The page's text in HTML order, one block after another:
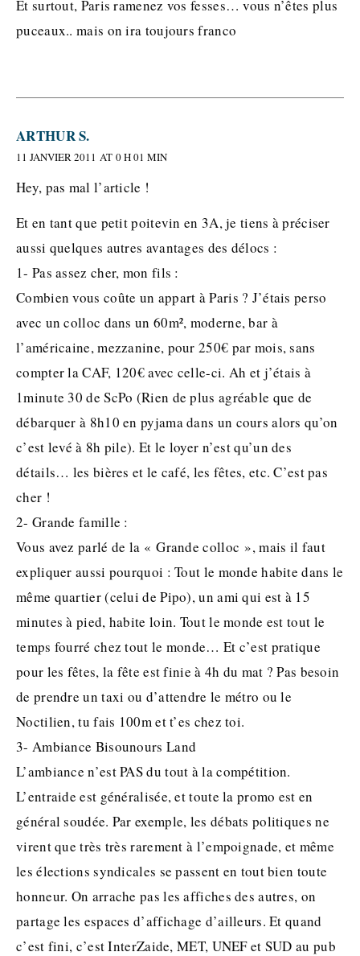
Et surtout, Paris ramenez vos fesses… vous n’êtes plus
puceaux.. mais on ira toujours franco
ARTHUR S.
11 JANVIER 2011 AT 0 H 01 MIN
Hey, pas mal l’article !
Et en tant que petit poitevin en 3A, je tiens à préciser
aussi quelques autres avantages des délocs :
1- Pas assez cher, mon fils :
Combien vous coûte un appart à Paris ? J’étais perso
avec un colloc dans un 60m², moderne, bar à
l’américaine, mezzanine, pour 250€ par mois, sans
compter la CAF, 120€ avec celle-ci. Ah et j’étais à
1minute 30 de ScPo (Rien de plus agréable que de
débarquer à 8h10 en pyjama dans un cours alors qu’on
c’est levé à 8h pile). Et le loyer n’est qu’un des
détails… les bières et le café, les fêtes, etc. C’est pas
cher !
2- Grande famille :
Vous avez parlé de la « Grande colloc », mais il faut
expliquer aussi pourquoi : Tout le monde habite dans le
même quartier (celui de Pipo), un ami qui est à 15
minutes à pied, habite loin. Tout le monde est tout le
temps fourré chez tout le monde… Et c’est pratique
pour les fêtes, la fête est finie à 4h du mat ? Pas besoin
de prendre un taxi ou d’attendre le métro ou le
Noctilien, tu fais 100m et t’es chez toi.
3- Ambiance Bisounours Land
L’ambiance n’est PAS du tout à la compétition.
L’entraide est généralisée, et toute la promo est en
général soudée. Par exemple, les débats politiques ne
virent que très très rarement à l’empoignade, et même
les élections syndicales se passent en tout bien toute
honneur. On arrache pas les affiches des autres, on
partage les espaces d’affichage d’ailleurs. Et quand
c’est fini, c’est InterZaide, MET, UNEF et SUD au pub